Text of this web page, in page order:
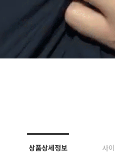
상품상세정보 사